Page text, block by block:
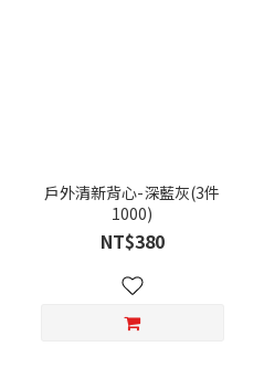
戶外清新背心-深藍灰(3件
1000)
NT$380